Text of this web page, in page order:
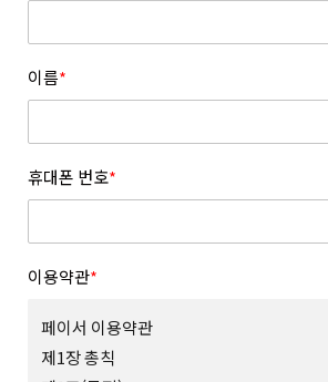
이름*
휴대폰 번호*
이용약관*
페이서 이용약관
제1장 총칙